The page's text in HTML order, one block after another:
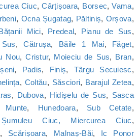
Ciuc,Cârțișoara, Borsec,Vama,
, Ocna Șugatag, Păltiniș, Orșova,
Mici, Predeal, Pianu de Sus,
,Cătrușa, Băile 1 Mai, Făget,
Nou,Cristur, Moieciu de Sus, Bran,
, Padis, Finiș, Târgu Secuiesc,
, Coltău, Săsciori, Barajul Zetea,
, Dubova, Hidișelu de Sus, Sasca
, Hunedoara, Sub Cetate,
Șumuleu Ciuc, Miercurea Ciuc,
, Scărișoara, Malnaș-Băi, Ic Ponor